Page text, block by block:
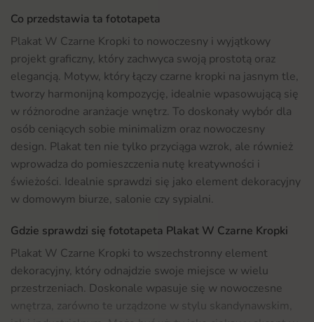
Co przedstawia ta fototapeta
Plakat W Czarne Kropki to nowoczesny i wyjątkowy
projekt graficzny, który zachwyca swoją prostotą oraz
elegancją. Motyw, który łączy czarne kropki na jasnym tle,
tworzy harmonijną kompozycję, idealnie wpasowującą się
w różnorodne aranżacje wnętrz. To doskonały wybór dla
osób ceniących sobie minimalizm oraz nowoczesny
design. Plakat ten nie tylko przyciąga wzrok, ale również
wprowadza do pomieszczenia nutę kreatywności i
świeżości. Idealnie sprawdzi się jako element dekoracyjny
w domowym biurze, salonie czy sypialni.
Gdzie sprawdzi się fototapeta Plakat W Czarne Kropki
Plakat W Czarne Kropki to wszechstronny element
dekoracyjny, który odnajdzie swoje miejsce w wielu
przestrzeniach. Doskonale wpasuje się w nowoczesne
wnętrza, zarówno te urządzone w stylu skandynawskim,